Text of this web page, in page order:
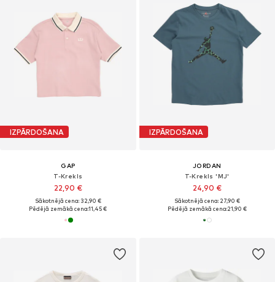
IZPĀRDOŠANA
GAP
T-Krekls
22,90 €
Sākotnējā cena: 32,90 €
Pēdējā zemākā cena:11,45 €
IZPĀRDOŠANA
JORDAN
T-Krekls 'MJ'
24,90 €
Sākotnējā cena: 27,90 €
Pēdējā zemākā cena:21,90 €